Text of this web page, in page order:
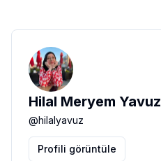
Hilal Meryem Yavuz
@hilalyavuz
Profili görüntüle